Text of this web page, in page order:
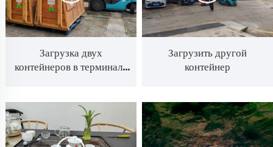
Загрузка двух
контейнеров в терминале
Загрузить другой
контейнер